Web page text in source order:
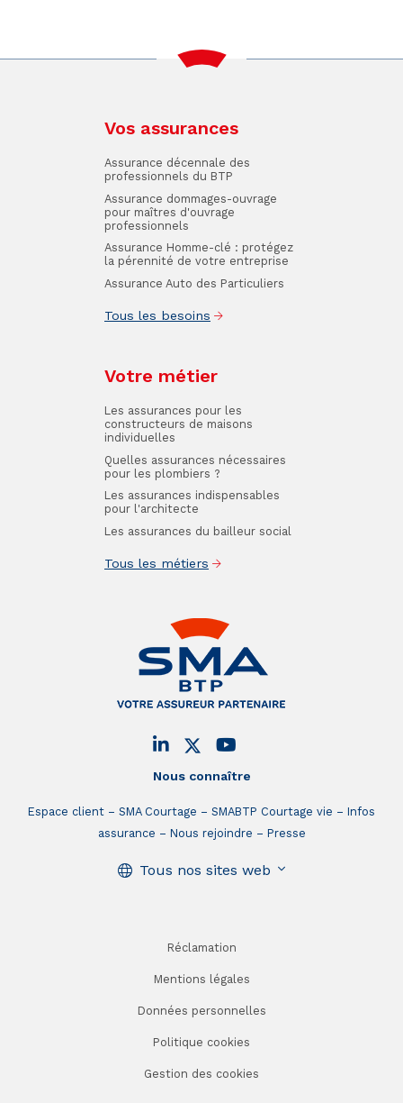
Nous connaître
Espace client SMA Courtage SMABTP Courtage vie
Infos
assurance
Nous rejoindre Presse
Tous nos sites web
Vos assurances
Assurance décennale des
professionnels du BTP
Assurance dommages-ouvrage
pour maîtres d'ouvrage
professionnels
Assurance Homme-clé : protégez
la pérennité de votre entreprise
Assurance Auto des Particuliers
Tous les besoins
Votre métier
Les assurances pour les
constructeurs de maisons
individuelles
Quelles assurances nécessaires
pour les plombiers ?
Les assurances indispensables
pour l'architecte
Les assurances du bailleur social
Tous les métiers
Réclamation
Mentions légales
Données personnelles
Politique cookies
Gestion des cookies